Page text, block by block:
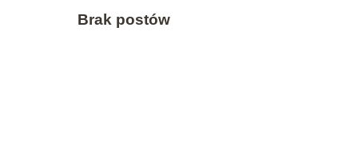
Brak postów